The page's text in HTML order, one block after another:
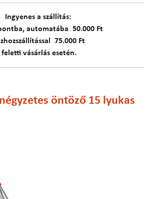
Ingyenes a szállítás:
automatába 50.000 Ft
75.000 Ft
feletti vásárlás esetén.
öntöző 15 lyukas